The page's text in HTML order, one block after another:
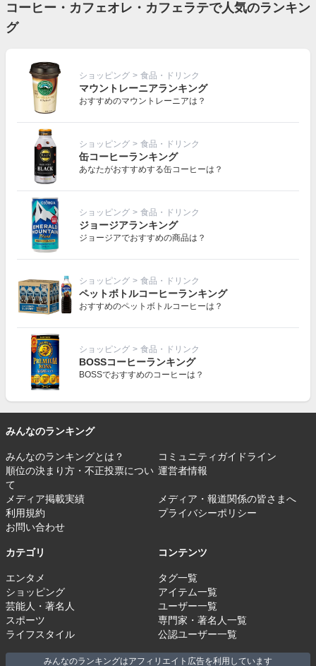
コーヒー・カフェオレ・カフェラテで人気のランキン
グ
ショッピング > 食品・ドリンク
マウントレーニアランキング
おすすめのマウントレーニアは？
ショッピング > 食品・ドリンク
缶コーヒーランキング
あなたがおすすめする缶コーヒーは？
ショッピング > 食品・ドリンク
ジョージアランキング
ジョージアでおすすめの商品は？
ショッピング > 食品・ドリンク
ペットボトルコーヒーランキング
おすすめのペットボトルコーヒーは？
ショッピング > 食品・ドリンク
BOSSコーヒーランキング
BOSSでおすすめのコーヒーは？
みんなのランキング
みんなのランキングとは？
コミュニティガイドライン
順位の決まり方・不正投票につい
て
運営者情報
メディア掲載実績
メディア・報道関係の皆さまへ
利用規約
プライバシーポリシー
お問い合わせ
カテゴリ
エンタメ
ショッピング
芸能人・著名人
スポーツ
ライフスタイル
コンテンツ
タグ一覧
アイテム一覧
ユーザー一覧
専門家・著名人一覧
公認ユーザー一覧
みんなのランキングはアフィリエイト広告を利用しています